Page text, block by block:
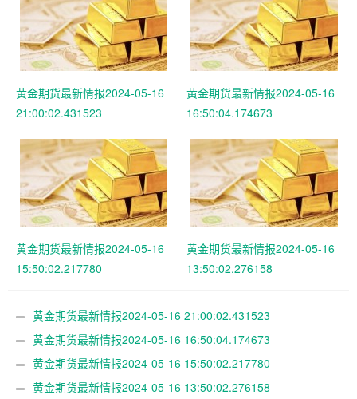
黄金期货最新情报2024-05-16
21:00:02.431523
黄金期货最新情报2024-05-16
16:50:04.174673
黄金期货最新情报2024-05-16
15:50:02.217780
黄金期货最新情报2024-05-16
13:50:02.276158
黄金期货最新情报2024-05-16 21:00:02.431523
黄金期货最新情报2024-05-16 16:50:04.174673
黄金期货最新情报2024-05-16 15:50:02.217780
黄金期货最新情报2024-05-16 13:50:02.276158